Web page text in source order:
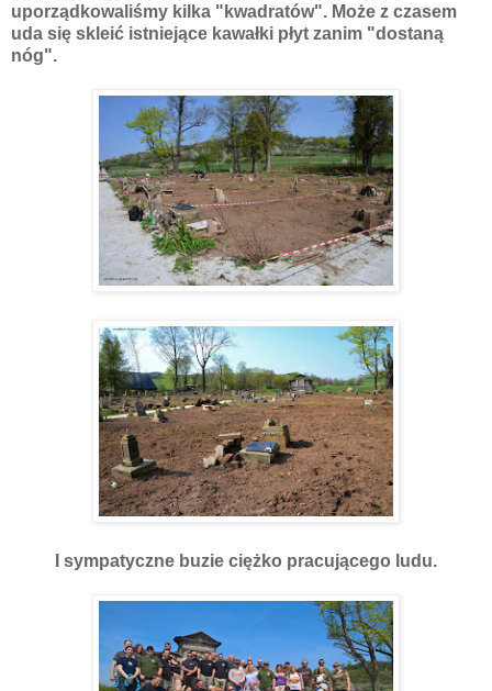
uporządkowaliśmy kilka "kwadratów". Może z czasem
uda się skleić istniejące kawałki płyt zanim "dostaną
nóg".
I sympatyczne buzie ciężko pracującego ludu.